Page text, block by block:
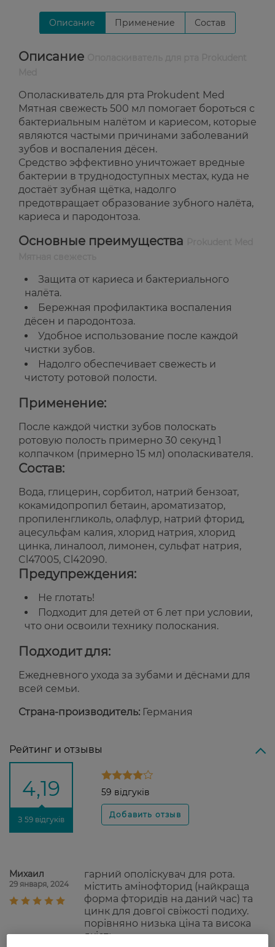
Описание Применение Состав
Описание
Ополаскиватель для рта Prokudent Med
Мятная свежесть 500 мл помогает бороться с
бактериальным налётом и кариесом, которые
являются частыми причинами заболеваний
зубов и воспаления дёсен.
Средство эффективно уничтожает вредные
бактерии в труднодоступных местах, куда не
достаёт зубная щётка, надолго
предотвращает образование зубного налёта,
кариеса и пародонтоза.
Основные преимущества
Защита от кариеса и бактериального
налёта.
Бережная профилактика воспаления
дёсен и пародонтоза.
Удобное использование после каждой
чистки зубов.
Надолго обеспечивает свежесть и
чистоту ротовой полости.
Применение:
После каждой чистки зубов полоскать
ротовую полость примерно 30 секунд 1
колпачком (примерно 15 мл) ополаскивателя.
Состав:
Вода, глицерин, сорбитол, натрий бензоат,
кокамидопропил бетаин, ароматизатор,
пропиленгликоль, олафлур, натрий фторид,
ацесульфам калия, хлорид натрия, хлорид
цинка, линалоол, лимонен, сульфат натрия,
Cl47005, Cl42090.
Предупреждения:
Не глотать!
Подходит для детей от 6 лет при условии,
что они освоили технику полоскания.
Подходит для:
Ежедневного ухода за зубами и дёснами для
всей семьи.
Страна-производитель: Германия
Рейтинг и отзывы
4,19
З 59 відгуків
59 відгуків
Михаил
29 января, 2024
гарний ополіскувач для рота.
містить амінофторид (найкраща
форма фторидів на даний час) та
цинк для довгої свіжості подиху.
порівняно низька ціна та висока
якість.